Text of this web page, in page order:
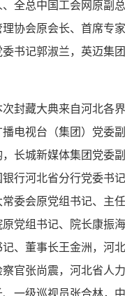
全总中国工会网原副
理协会原会长、首席专
委书记郭淑兰，英迈集
次封藏大典来自河北各
电视台（集团）党委
长城新媒体集团党委
行河北省分行党委书
委会原党组书记、主
党组书记、院长康振
记、董事长王金洲，河
官张尚震，河北省人
、一级巡视员张合林，